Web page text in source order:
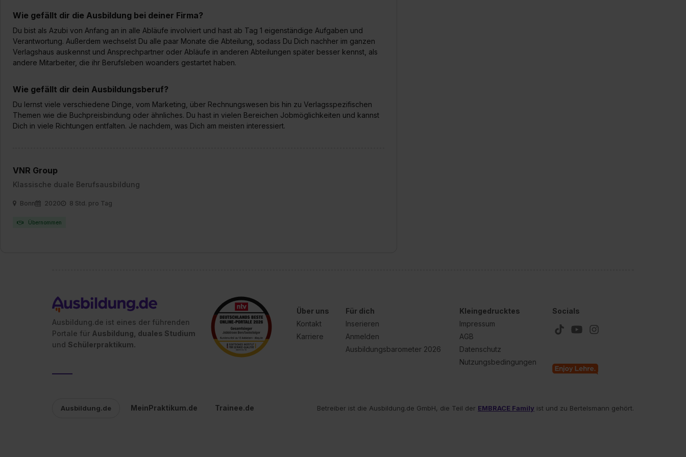
„Datenschutz-Einstellungen“ widerrufen. Weitere Informationen zu den einzelnen Cookies findest du durch Klick auf
„Details zeigen“. Weitere Informationen:
Datenschutzerklärung Impressum
Wie gefällt dir die Ausbildung bei deiner Firma?
Du bist als Azubi von Anfang an in alle Abläufe involviert und hast ab Tag 1 eigenständige Aufgaben und
Verantwortung. Außerdem wechselst Du alle paar Monate die Abteilung, sodass Du Dich nachher im ganzen
Verlagshaus auskennst und Ansprechpartner oder Abläufe in anderen Abteilungen später besser kennst, als
andere Mitarbeiter, die ihr Berufsleben woanders gestartet haben.
Wie gefällt dir dein Ausbildungsberuf?
Du lernst viele verschiedene Dinge, vom Marketing, über Rechnungswesen bis hin zu Verlagsspezifischen
Themen wie die Buchpreisbindung oder ähnliches. Du hast in vielen Bereichen Jobmöglichkeiten und kannst
Dich in viele Richtungen entfalten. Je nachdem, was Dich am meisten interessiert.
VNR Group
Klassische duale Berufsausbildung
Bonn 2020 8 Std. pro Tag
Übernommen
Ausbildung.de ist eines der führenden
Portale für Ausbildung, duales Studium
und Schülerpraktikum.
Über uns
Kontakt
Karriere
Für dich
Inserieren
Anmelden
Ausbildungsbarometer 2026
Kleingedrucktes
Impressum
AGB
Datenschutz
Nutzungsbedingungen
Socials
Ausbildung.de MeinPraktikum.de Trainee.de Betreiber ist die Ausbildung.de GmbH, die Teil der EMBRACE Family ist und zu Bertelsmann gehört.